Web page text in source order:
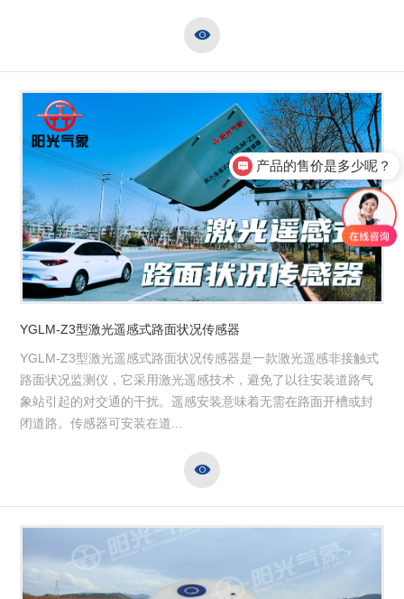
产品的售价是多少呢？

YGLM-Z3型激光遥感式路面状况传感器
YGLM-Z3型激光遥感式路面状况传感器是一款激光遥感非接触式
路面状况监测仪，它采用激光遥感技术，避免了以往安装道路气
象站引起的对交通的干扰。遥感安装意味着无需在路面开槽或封
闭道路。传感器可安装在道...
